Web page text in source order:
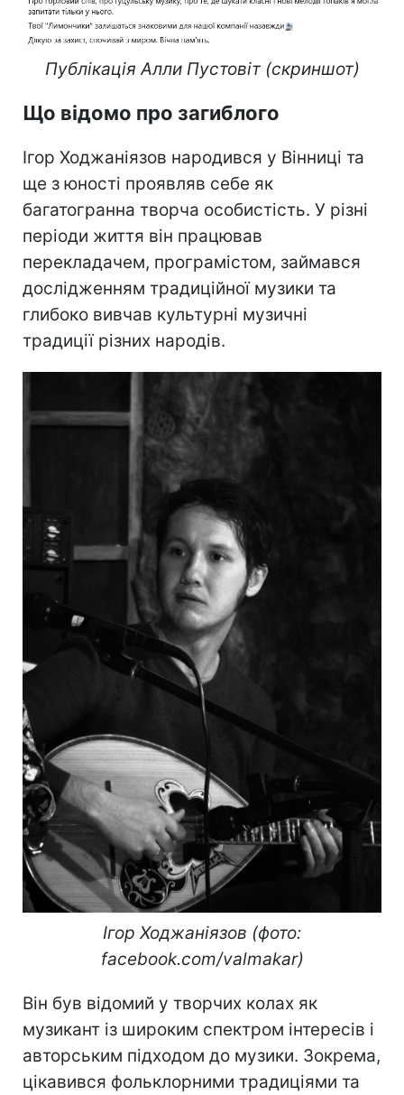
Публікація Алли Пустовіт (скриншот)
Що відомо про загиблого
Ігор Ходжаніязов народився у Вінниці та
ще з юності проявляв себе як
багатогранна творча особистість. У різні
періоди життя він працював
перекладачем, програмістом, займався
дослідженням традиційної музики та
глибоко вивчав культурні музичні
традиції різних народів.
Ігор Ходжаніязов (фото:
facebook.com/valmakar)
Він був відомий у творчих колах як
музикант із широким спектром інтересів і
авторським підходом до музики. Зокрема,
цікавився фольклорними традиціями та